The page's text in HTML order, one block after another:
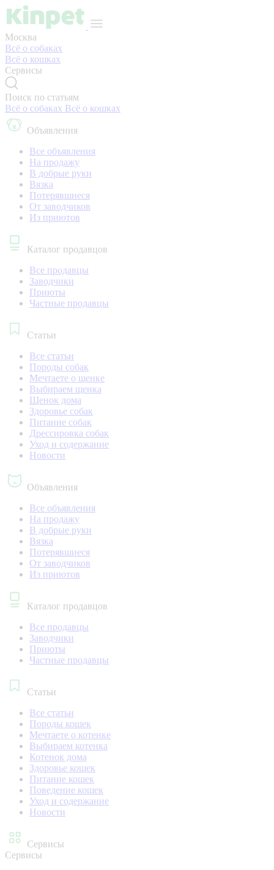
Москва
Всё о собаках
Всё о кошках
Сервисы
Поиск по статьям
Всё о собаках Всё о кошках
Объявления
Все объявления
На продажу
В добрые руки
Вязка
Потерявшиеся
От заводчиков
Из приютов
Каталог продавцов
Все продавцы
Заводчики
Приюты
Частные продавцы
Статьи
Все статьи
Породы собак
Мечтаете о щенке
Выбираем щенка
Щенок дома
Здоровье собак
Питание собак
Дрессировка собак
Уход и содержание
Новости
Объявления
Все объявления
На продажу
В добрые руки
Вязка
Потерявшиеся
От заводчиков
Из приютов
Каталог продавцов
Все продавцы
Заводчики
Приюты
Частные продавцы
Статьи
Все статьи
Породы кошек
Мечтаете о котенке
Выбираем котенка
Котенок дома
Здоровье кошек
Питание кошек
Поведение кошек
Уход и содержание
Новости
Сервисы
Сервисы